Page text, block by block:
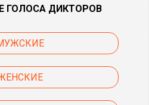
ГОЛОСА ДИКТОРОВ